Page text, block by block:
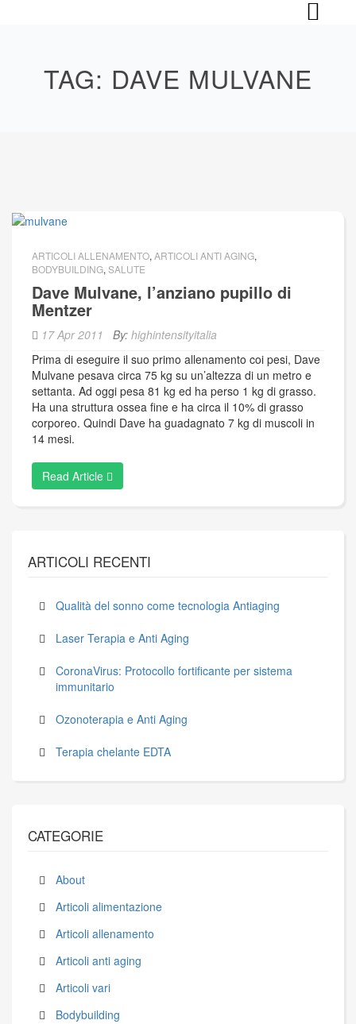
TAG: DAVE MULVANE
ARTICOLI ALLENAMENTO, ARTICOLI ANTI AGING,
BODYBUILDING, SALUTE
Dave Mulvane, l’anziano pupillo di
Mentzer
17 Apr 2011 By: highintensityitalia
Prima di eseguire il suo primo allenamento coi pesi, Dave
Mulvane pesava circa 75 kg su un’altezza di un metro e
settanta. Ad oggi pesa 81 kg ed ha perso 1 kg di grasso.
Ha una struttura ossea fine e ha circa il 10% di grasso
corporeo. Quindi Dave ha guadagnato 7 kg di muscoli in
14 mesi.
Read Article
ARTICOLI RECENTI
Qualità del sonno come tecnologia Antiaging
Laser Terapia e Anti Aging
CoronaVirus: Protocollo fortificante per sistema
immunitario
Ozonoterapia e Anti Aging
Terapia chelante EDTA
CATEGORIE
About
Articoli alimentazione
Articoli allenamento
Articoli anti aging
Articoli vari
Bodybuilding